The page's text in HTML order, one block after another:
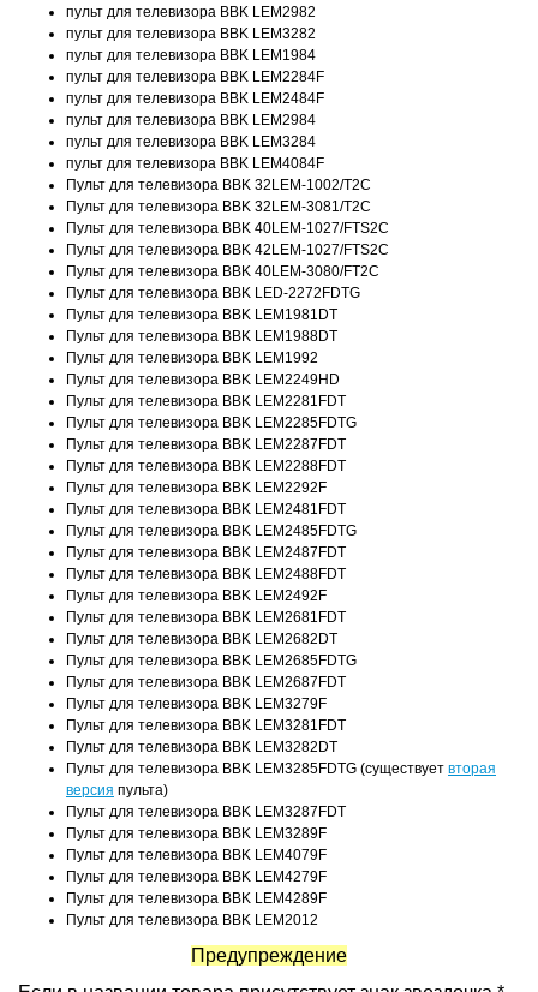
пульт для телевизора BBK LEM2982
пульт для телевизора BBK LEM3282
пульт для телевизора BBK LEM1984
пульт для телевизора BBK LEM2284F
пульт для телевизора BBK LEM2484F
пульт для телевизора BBK LEM2984
пульт для телевизора BBK LEM3284
пульт для телевизора BBK LEM4084F
Пульт для телевизора BBK 32LEM-1002/T2C
Пульт для телевизора BBK 32LEM-3081/T2C
Пульт для телевизора BBK 40LEM-1027/FTS2C
Пульт для телевизора BBK 42LEM-1027/FTS2C
Пульт для телевизора BBK 40LEM-3080/FT2C
Пульт для телевизора BBK LED-2272FDTG
Пульт для телевизора BBK LEM1981DT
Пульт для телевизора BBK LEM1988DT
Пульт для телевизора BBK LEM1992
Пульт для телевизора BBK LEM2249HD
Пульт для телевизора BBK LEM2281FDT
Пульт для телевизора BBK LEM2285FDTG
Пульт для телевизора BBK LEM2287FDT
Пульт для телевизора BBK LEM2288FDT
Пульт для телевизора BBK LEM2292F
Пульт для телевизора BBK LEM2481FDT
Пульт для телевизора BBK LEM2485FDTG
Пульт для телевизора BBK LEM2487FDT
Пульт для телевизора BBK LEM2488FDT
Пульт для телевизора BBK LEM2492F
Пульт для телевизора BBK LEM2681FDT
Пульт для телевизора BBK LEM2682DT
Пульт для телевизора BBK LEM2685FDTG
Пульт для телевизора BBK LEM2687FDT
Пульт для телевизора BBK LEM3279F
Пульт для телевизора BBK LEM3281FDT
Пульт для телевизора BBK LEM3282DT
Пульт для телевизора BBK LEM3285FDTG (существует вторая
версия пульта)
Пульт для телевизора BBK LEM3287FDT
Пульт для телевизора BBK LEM3289F
Пульт для телевизора BBK LEM4079F
Пульт для телевизора BBK LEM4279F
Пульт для телевизора BBK LEM4289F
Пульт для телевизора BBK LEM2012
Предупреждение